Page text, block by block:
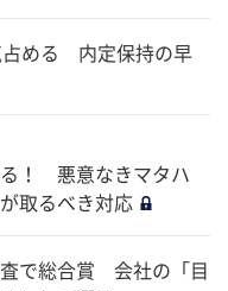
占める 内定保持の早
る！ 悪意なきマタハ
取るべき対応
で総合賞 会社の「目